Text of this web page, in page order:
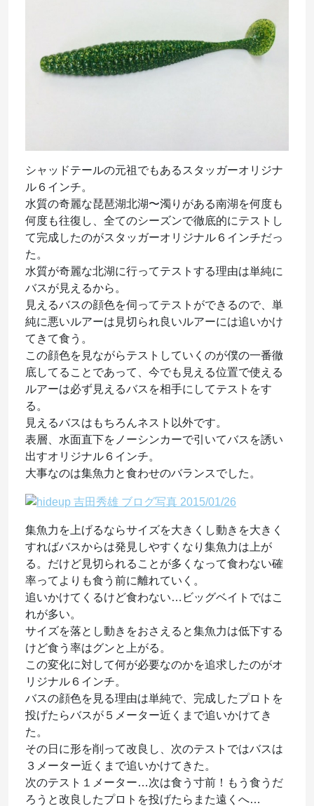
シャッドテールの元祖でもあるスタッガーオリジナ
ル６インチ。
水質の奇麗な琵琶湖北湖〜濁りがある南湖を何度も
何度も往復し、全てのシーズンで徹底的にテストし
て完成したのがスタッガーオリジナル６インチだっ
た。
水質が奇麗な北湖に行ってテストする理由は単純に
バスが見えるから。
見えるバスの顔色を伺ってテストができるので、単
純に悪いルアーは見切られ良いルアーには追いかけ
てきて食う。
この顔色を見ながらテストしていくのが僕の一番徹
底してることであって、今でも見える位置で使える
ルアーは必ず見えるバスを相手にしてテストをす
る。
見えるバスはもちろんネスト以外です。
表層、水面直下をノーシンカーで引いてバスを誘い
出すオリジナル６インチ。
大事なのは集魚力と食わせのバランスでした。
集魚力を上げるならサイズを大きくし動きを大きく
すればバスからは発見しやすくなり集魚力は上が
る。だけど見切られることが多くなって食わない確
率ってよりも食う前に離れていく。
追いかけてくるけど食わない…ビッグベイトではこ
れが多い。
サイズを落とし動きをおさえると集魚力は低下する
けど食う率はグンと上がる。
この変化に対して何が必要なのかを追求したのがオ
リジナル６インチ。
バスの顔色を見る理由は単純で、完成したプロトを
投げたらバスが５メーター近くまで追いかけてき
た。
その日に形を削って改良し、次のテストではバスは
３メーター近くまで追いかけてきた。
次のテスト１メーター…次は食う寸前！もう食うだ
ろうと改良したプロトを投げたらまた遠くへ…